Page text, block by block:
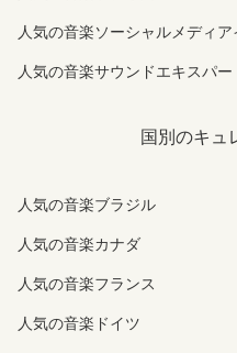
人気の音楽ソーシャルメディ
人気の音楽サウンドエキスパー
国別のキュ
人気の音楽ブラジル
人気の音楽カナダ
人気の音楽フランス
人気の音楽ドイツ